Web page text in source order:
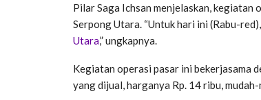
Pilar Saga Ichsan menjelaskan, kegiatan
Serpong Utara. “Untuk hari ini (Rabu-
Utara,” ungkapnya.
Kegiatan operasi pasar ini bekerjasama
yang dijual, harganya Rp. 14 ribu,